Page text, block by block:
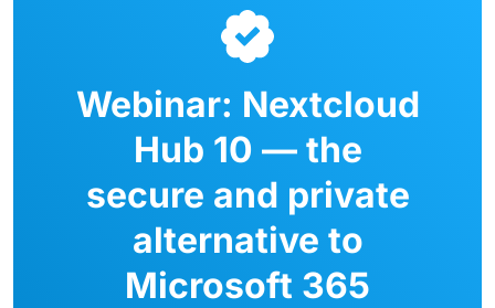
Webinar: Nextcloud
Hub 10 — the
secure and private
alternative to
Microsoft 365